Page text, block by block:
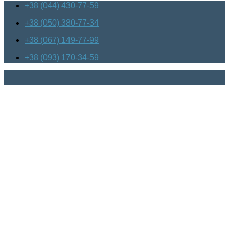
+38 (044) 430-77-59
+38 (050) 380-77-34
+38 (067) 149-77-99
+38 (093) 170-34-59